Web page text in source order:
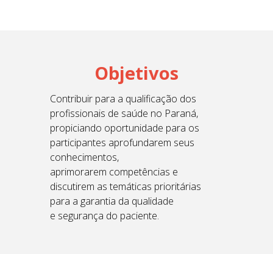
Objetivos
Contribuir para a qualificação dos
profissionais de saúde no Paraná,
propiciando oportunidade para os
participantes aprofundarem seus
conhecimentos,
aprimorarem competências e
discutirem as temáticas prioritárias
para a garantia da qualidade
e segurança do paciente.